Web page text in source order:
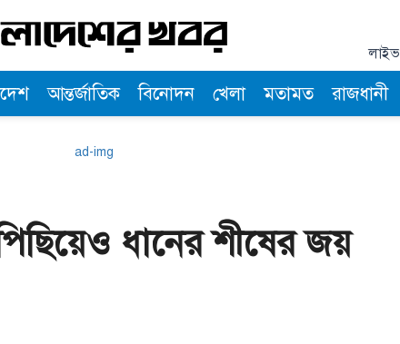
লাইভ
আন্তর্জাতিক বিনোদন খেলা মতামত রাজধানী
ধানের শীষের জয়